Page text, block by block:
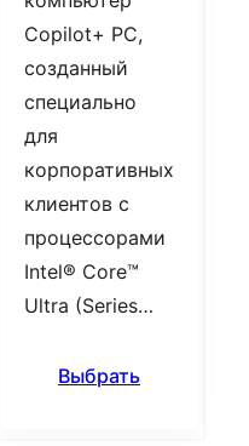
Copilot+ PC,
созданный
специально
для
корпоративных
клиентов с
процессорами
Intel® Core™
Ultra (Series…
Выбрать